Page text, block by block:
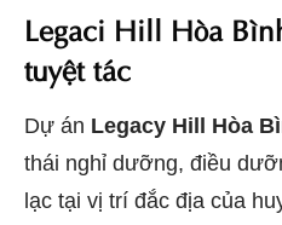
Legaci Hill Hòa
tuyệt tác
Dự án Legacy Hill Hòa
thái nghỉ dưỡng, điều
lạc tại vị trí đắc địa của